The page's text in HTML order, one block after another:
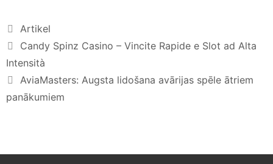
Artikel
Candy Spinz Casino – Vincite Rapide e Slot ad Alta
Intensità
AviaMasters: Augsta lidošana avārijas spēle ātriem
panākumiem